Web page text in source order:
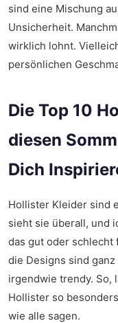
sind eine Mischung
Unsicherheit.
wirklich lohnt.
persönlichen
Die Top 10
diesen
Dich
Hollister Kleider sind
sieht sie überall, und
das gut oder schlecht
die Designs sind
irgendwie trendy. So,
Hollister so
wie alle sagen.